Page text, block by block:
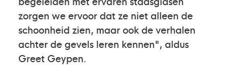
zorgen we ervoor dat ze niet alleen de
schoonheid zien, maar ook de verhalen
achter de gevels leren kennen", aldus
Greet Geypen.